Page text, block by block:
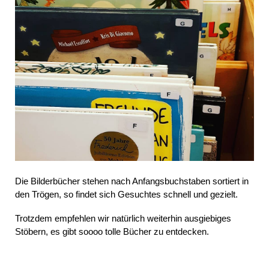
Die Bilderbücher stehen nach Anfangsbuchstaben sortiert in
den Trögen, so findet sich Gesuchtes schnell und gezielt.
Trotzdem empfehlen wir natürlich weiterhin ausgiebiges
Stöbern, es gibt soooo tolle Bücher zu entdecken.